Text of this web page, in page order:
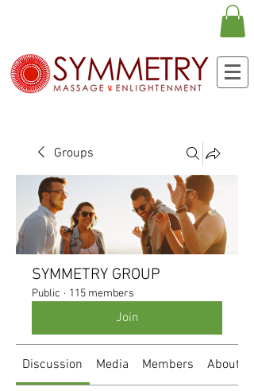
Groups
SYMMETRY GROUP
Public · 115 members
Join
Discussion Media Members About